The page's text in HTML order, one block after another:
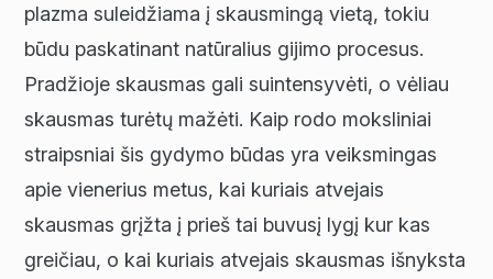
plazma suleidžiama į skausmingą vietą, tokiu
būdu paskatinant natūralius gijimo procesus.
Pradžioje skausmas gali suintensyvėti, o vėliau
skausmas turėtų mažėti. Kaip rodo moksliniai
straipsniai šis gydymo būdas yra veiksmingas
apie vienerius metus, kai kuriais atvejais
skausmas grįžta į prieš tai buvusį lygį kur kas
greičiau, o kai kuriais atvejais skausmas išnyksta